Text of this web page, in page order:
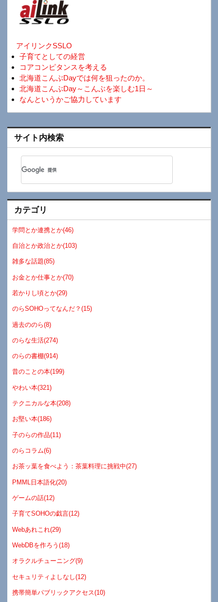
アイリンクSSLO
子育てとしての経営
コアコンピタンスを考える
北海道こんぶDayでは何を狙ったのか。
北海道こんぶDay～こんぶを楽しむ1日～
なんというかご協力しています
サイト内検索
カテゴリ
学問とか連携とか(46)
自治とか政治とか(103)
雑多な話題(85)
お金とか仕事とか(70)
若かりし頃とか(29)
のらSOHOってなんだ？(15)
過去ののら(8)
のらな生活(274)
のらの書棚(914)
昔のことの本(199)
やわい本(321)
テクニカルな本(208)
お堅い本(186)
子のらの作品(11)
のらコラム(6)
お茶ッ葉を食べよう：茶葉料理に挑戦中(27)
PMML日本語化(20)
ゲームの話(12)
子育てSOHOの戯言(12)
Webあれこれ(29)
WebDBを作ろう(18)
オラクルチューニング(9)
セキュリティよしなし(12)
携帯簡単パブリックアクセス(10)